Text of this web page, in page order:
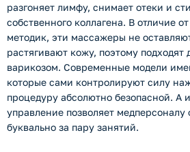
разгоняет лимфу, снимает отеки и
собственного коллагена. В отличие
методик, эти массажеры не
растягивают кожу, поэтому
варикозом. Современные модели
которые сами контролируют силу
процедуру абсолютно безопасной. А
управление позволяет медперсоналу
буквально за пару занятий.